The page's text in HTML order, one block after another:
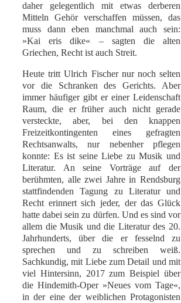
daher gelegentlich mit etwas derberen
Mitteln Gehör verschaffen müssen, das
muss dann eben manchmal auch sein:
»Kai eris dike« – sagten die alten
Griechen, Recht ist auch Streit.
Heute tritt Ulrich Fischer nur noch selten
vor die Schranken des Gerichts. Aber
immer häufiger gibt er einer Leidenschaft
Raum, die er früher auch nicht gerade
versteckte, aber, bei den knappen
Freizeitkontingenten eines gefragten
Rechtsanwalts, nur nebenher pflegen
konnte: Es ist seine Liebe zu Musik und
Literatur. An seine Vorträge auf der
berühmten, alle zwei Jahre in Rendsburg
stattfindenden Tagung zu Literatur und
Recht erinnert sich jeder, der das Glück
hatte dabei sein zu dürfen. Und es sind vor
allem die Musik und die Literatur des 20.
Jahrhunderts, über die er fesselnd zu
sprechen und zu schreiben weiß.
Sachkundig, mit Liebe zum Detail und mit
viel Hintersinn, 2017 zum Beispiel über
die Hindemith-Oper »Neues vom Tage«,
in der eine der weiblichen Protagonisten